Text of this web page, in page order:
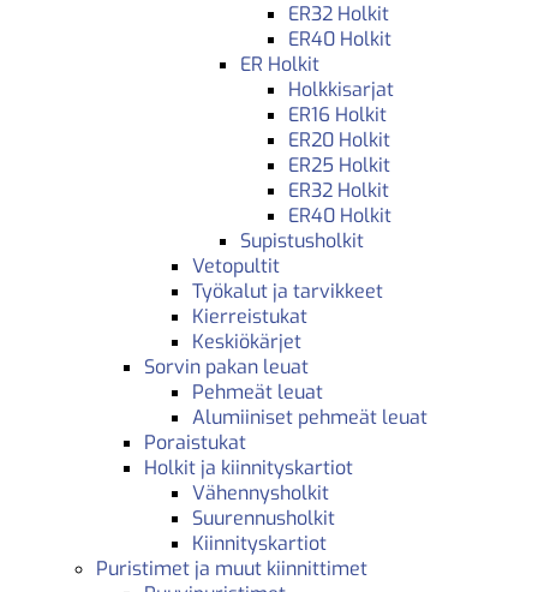
ER32 Holkit
ER40 Holkit
ER Holkit
Holkkisarjat
ER16 Holkit
ER20 Holkit
ER25 Holkit
ER32 Holkit
ER40 Holkit
Supistusholkit
Vetopultit
Työkalut ja tarvikkeet
Kierreistukat
Keskiökärjet
Sorvin pakan leuat
Pehmeät leuat
Alumiiniset pehmeät leuat
Poraistukat
Holkit ja kiinnityskartiot
Vähennysholkit
Suurennusholkit
Kiinnityskartiot
Puristimet ja muut kiinnittimet